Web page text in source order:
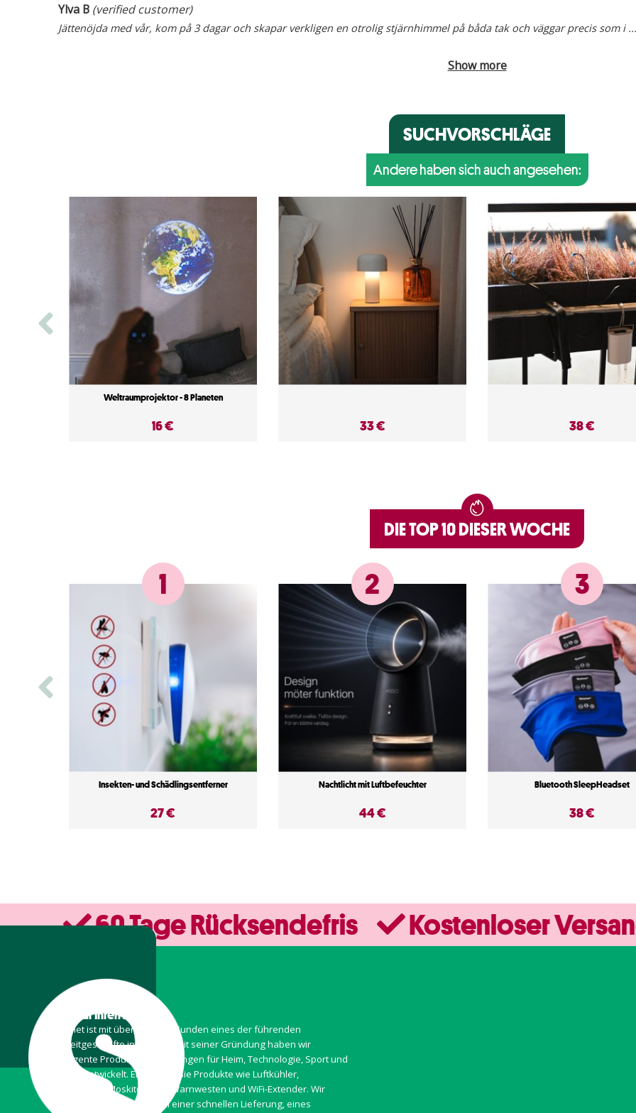
Ylva B (verified customer)
Jättenöjda med vår, kom på 3 dagar och skapar verkligen en otrolig stjärnhimmel på båda tak och väggar precis som i
Show more
SUCHVORSCHLÄGE
Andere haben sich auch angesehen:
Weltraumprojektor - 8 Planeten
16 € 33 € 38 €
DIE TOP 10 DIESER WOCHE
1
Insekten- und Schädlingsentferner
27 €
2
Nachtlicht mit Luftbefeuchter
44 €
3
Bluetooth SleepHeadset
38 €
60 Tage Rücksendefris Kostenloser
Alles für Ihren Alltag
Sparnet ist mit über 300.000 Kunden eines der führenden
Freizeitgeschäfte in Europa. Seit seiner Gründung haben wir
intelligente Produkte und Lösungen für Heim, Technologie, Sport und
Freizeit entwickelt. Entdecken Sie Produkte wie Luftkühler,
magnetische Moskitonetze, Warnwesten und WiFi-Extender. Wir
arbeiten immer mit dem Ziel einer schnellen Lieferung, eines